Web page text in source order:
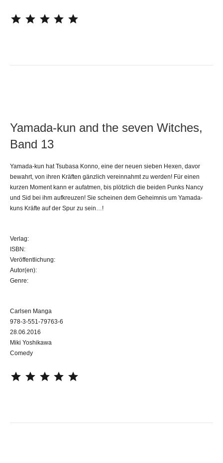
Yamada-kun and the seven Witches,
Band 13
Yamada-kun hat Tsubasa Konno, eine der neuen sieben Hexen, davor
bewahrt, von ihren Kräften gänzlich vereinnahmt zu werden! Für einen
kurzen Moment kann er aufatmen, bis plötzlich die beiden Punks Nancy
und Sid bei ihm aufkreuzen! Sie scheinen dem Geheimnis um Yamada-
kuns Kräfte auf der Spur zu sein…!
Verlag:
ISBN:
Veröffentlichung:
Autor(en):
Genre:
Carlsen Manga
978-3-551-79763-6
28.06.2016
Miki Yoshikawa
Comedy